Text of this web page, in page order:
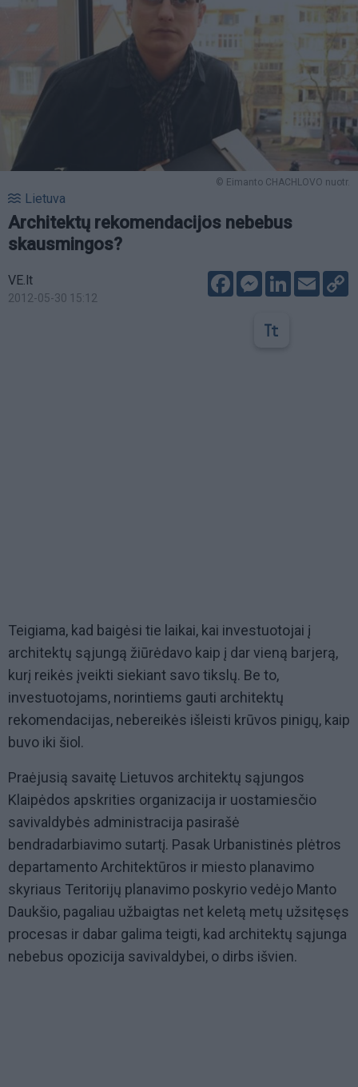
© Eimanto CHACHLOVO nuotr.
Lietuva
Architektų rekomendacijos nebebus
skausmingos?
VE.lt
2012-05-30 15:12
FacebookMessenger
LinkedIn
Email
Teigiama, kad baigėsi tie laikai, kai investuotojai į
architektų sąjungą žiūrėdavo kaip į dar vieną barjerą,
kurį reikės įveikti siekiant savo tikslų. Be to,
investuotojams, norintiems gauti architektų
rekomendacijas, nebereikės išleisti krūvos pinigų, kaip
buvo iki šiol.
Praėjusią savaitę Lietuvos architektų sąjungos
Klaipėdos apskrities organizacija ir uostamiesčio
savivaldybės administracija pasirašė
bendradarbiavimo sutartį. Pasak Urbanistinės plėtros
departamento Architektūros ir miesto planavimo
skyriaus Teritorijų planavimo poskyrio vedėjo Manto
Daukšio, pagaliau užbaigtas net keletą metų užsitęsęs
procesas ir dabar galima teigti, kad architektų sąjunga
nebebus opozicija savivaldybei, o dirbs išvien.